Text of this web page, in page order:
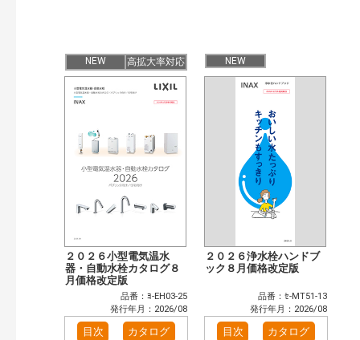
NEW 高拡大率対応
２０２６小型電気温水
器・自動水栓カタログ８
月価格改定版
品番：ﾖ-EH03-25
発行年月：2026/08
目次 カタログ
NEW
２０２６浄水栓ハンドブ
ック８月価格改定版
品番：ｾ-MT51-13
発行年月：2026/08
目次 カタログ